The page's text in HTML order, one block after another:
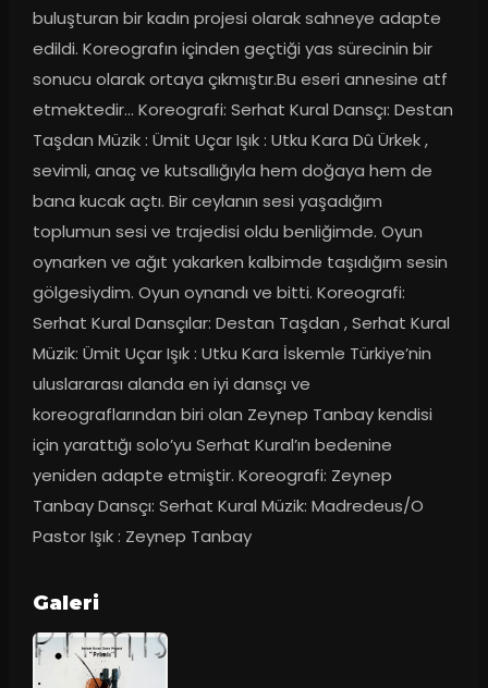
buluşturan bir kadın projesi olarak sahneye adapte
edildi. Koreografın içinden geçtiği yas sürecinin bir
sonucu olarak ortaya çıkmıştır.Bu eseri annesine atf
etmektedir... Koreografi: Serhat Kural Dansçı: Destan
Taşdan Müzik : Ümit Uçar Işık : Utku Kara Dû Ürkek ,
sevimli, anaç ve kutsallığıyla hem doğaya hem de
bana kucak açtı. Bir ceylanın sesi yaşadığım
toplumun sesi ve trajedisi oldu benliğimde. Oyun
oynarken ve ağıt yakarken kalbimde taşıdığım sesin
gölgesiydim. Oyun oynandı ve bitti. Koreografi:
Serhat Kural Dansçılar: Destan Taşdan , Serhat Kural
Müzik: Ümit Uçar Işık : Utku Kara İskemle Türkiye’nin
uluslararası alanda en iyi dansçı ve
koreograflarından biri olan Zeynep Tanbay kendisi
için yarattığı solo’yu Serhat Kural’ın bedenine
yeniden adapte etmiştir. Koreografi: Zeynep
Tanbay Dansçı: Serhat Kural Müzik: Madredeus/O
Pastor Işık : Zeynep Tanbay
Galeri